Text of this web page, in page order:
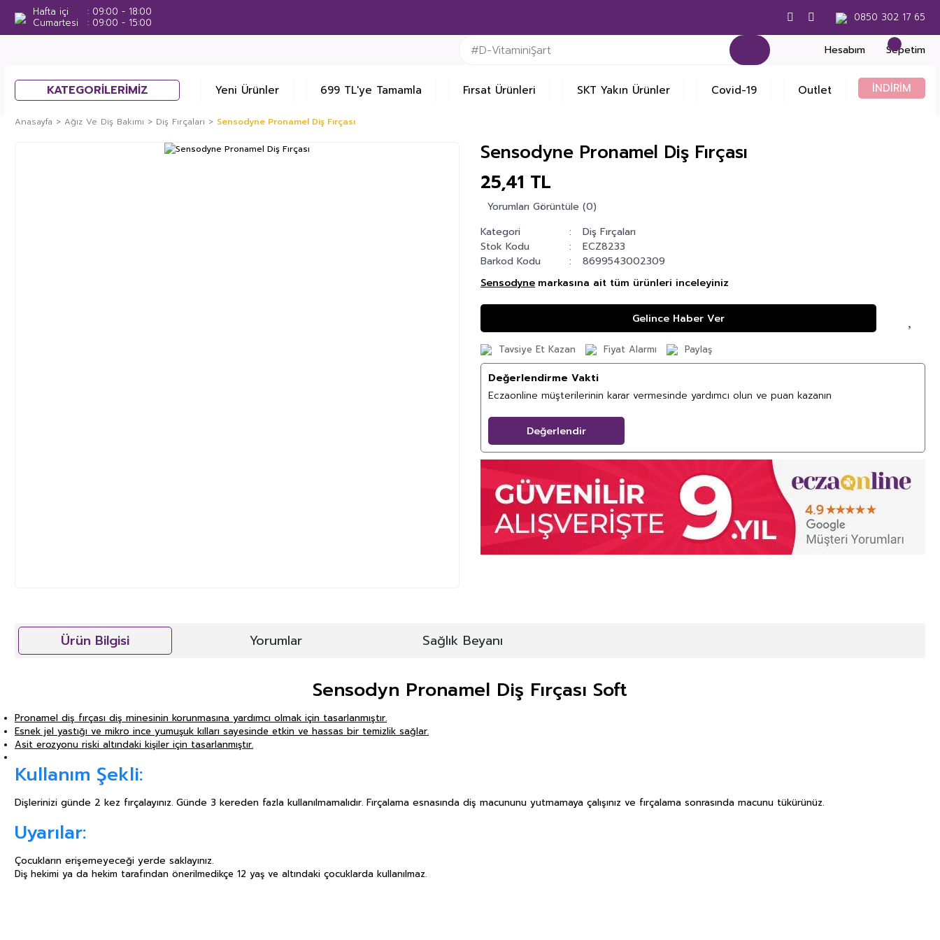
Hafta içi
09:00 - 18:00
Cumartesi
09:00 - 15:00 0850 302 17 65
Hesabım Sepetim
KATEGORİLERİMİZ Yeni Ürünler 699 TL'ye Tamamla Fırsat Ürünleri SKT Yakın Ürünler Covid-19 Outlet İNDİRİM
Anasayfa Ağız Ve Diş Bakımı Diş Fırçaları Sensodyne Pronamel Diş Fırçası
Sensodyne Pronamel Diş Fırçası
25,41 TL
Yorumları Görüntüle (0)
Kategori
Diş Fırçaları
Stok Kodu
ECZ8233
Barkod Kodu
8699543002309
Sensodyne markasına ait tüm ürünleri inceleyiniz
Gelince Haber Ver
Tavsiye Et Kazan Fiyat Alarmı Paylaş
Değerlendirme Vakti
Eczaonline müşterilerinin karar vermesinde yardımcı olun ve puan kazanın
Değerlendir
Ürün Bilgisi Yorumlar Sağlık Beyanı
Sensodyn Pronamel Diş Fırçası Soft
Pronamel diş fırçası diş minesinin korunmasına yardımcı olmak için tasarlanmıştır.
Esnek jel yastığı ve mikro ince yumuşuk kılları sayesinde etkin ve hassas bir temizlik sağlar.
Asit erozyonu riski altındaki kişiler için tasarlanmıştır.
Kullanım Şekli:
Dişlerinizi günde 2 kez fırçalayınız. Günde 3 kereden fazla kullanılmamalıdır. Fırçalama esnasında diş macununu yutmamaya çalışınız ve fırçalama sonrasında macunu tükürünüz.
Uyarılar:
Çocukların erişemeyeceği yerde saklayınız.
Diş hekimi ya da hekim tarafından önerilmedikçe 12 yaş ve altındaki çocuklarda kullanılmaz.